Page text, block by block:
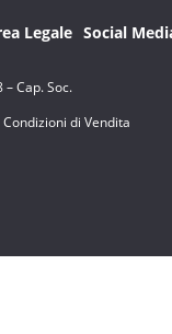
Legale Social
– Cap. Soc.
Condizioni di Vendita